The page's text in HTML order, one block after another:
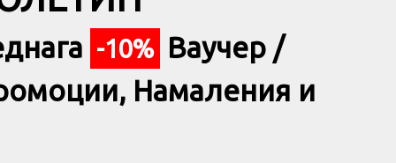
-10% Ваучер /
Намаления и